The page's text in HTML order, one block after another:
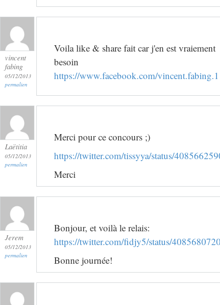
vincent
fabing
05/12/2013
permalien
Voila like & share fait car j'en est vraiement
besoin
https://www.facebook.com/vincent.fabing.1
Laëtitia
05/12/2013
permalien
Merci pour ce concours ;)
https://twitter.com/tissyya/status/
Merci
Jerem
05/12/2013
permalien
Bonjour, et voilà le relais:
https://twitter.com/fidjy5/status/
Bonne journée!